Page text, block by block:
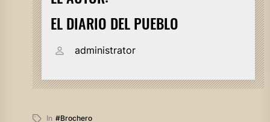
EL DIARIO DEL PUEBLO
administrator
In #brochero